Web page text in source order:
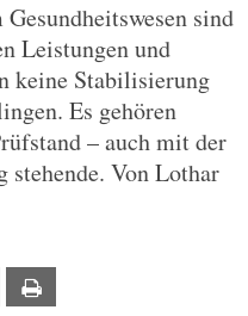
sind
Leistungen und
keine Stabilisierung
Es gehören
– auch mit der
Von Lothar
Email